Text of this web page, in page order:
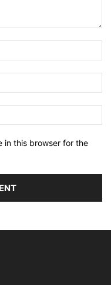
in this browser for the